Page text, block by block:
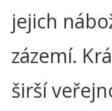
jejich
zázemí.
širší